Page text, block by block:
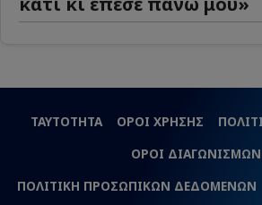
ΤΑΥΤΟΤΗΤΑ ΟΡΟΙ ΧΡΗΣΗΣ
ΟΡΟΙ ΔΙΑΓΩΝΙΣΜΩΝ
ΠΟΛΙΤΙΚΗ ΠΡΟΣΩΠΙΚΩΝ ΔΕΔΟΜΕΝΩΝ